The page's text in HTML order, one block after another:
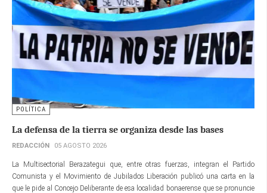
POLÍTICA
La defensa de la tierra se organiza desde las bases
REDACCIÓN 05 AGOSTO 2026
La Multisectorial Berazategui que, entre otras fuerzas, integran el Partido
Comunista y el Movimiento de Jubilados Liberación publicó una carta en la
que le pide al Concejo Deliberante de esa localidad bonaerense que se pronuncie